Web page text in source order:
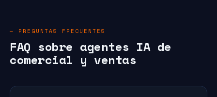
— PREGUNTAS FRECUENTES
FAQ sobre agentes IA de
comercial y ventas